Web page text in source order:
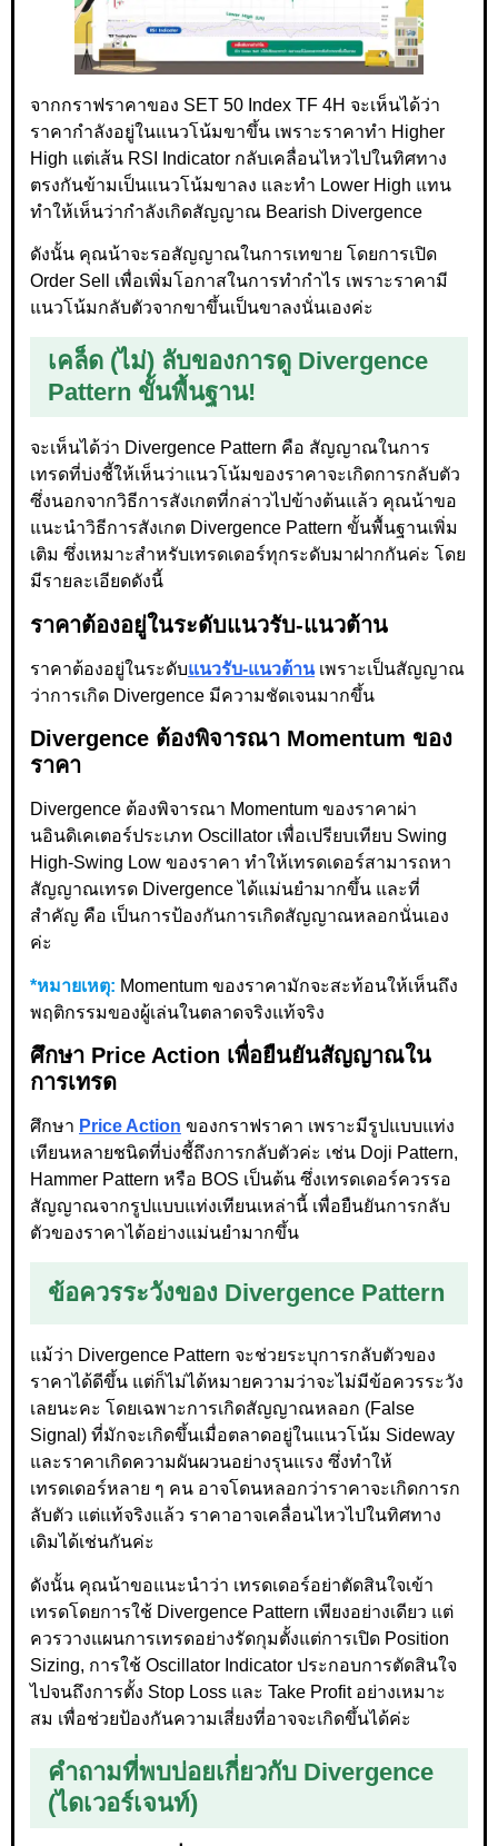
จากกราฟราคาของ SET 50 Index TF 4H จะเห็นได้ว่า
ราคากำลังอยู่ในแนวโน้มขาขึ้น เพราะราคาทำ Higher
High แต่เส้น RSI Indicator กลับเคลื่อนไหวไปในทิศทาง
ตรงกันข้ามเป็นแนวโน้มขาลง และทำ Lower High แทน
ทำให้เห็นว่ากำลังเกิดสัญญาณ Bearish Divergence
ดังนั้น คุณน้าจะรอสัญญาณในการเทขาย โดยการเปิด
Order Sell เพื่อเพิ่มโอกาสในการทำกำไร เพราะราคามี
แนวโน้มกลับตัวจากขาขึ้นเป็นขาลงนั่นเองค่ะ
เคล็ด (ไม่) ลับของการดู Divergence
Pattern ขั้นพื้นฐาน!
จะเห็นได้ว่า Divergence Pattern คือ สัญญาณในการ
เทรดที่บ่งชี้ให้เห็นว่าแนวโน้มของราคาจะเกิดการกลับตัว
ซึ่งนอกจากวิธีการสังเกตที่กล่าวไปข้างต้นแล้ว คุณน้าขอ
แนะนำวิธีการสังเกต Divergence Pattern ขั้นพื้นฐานเพิ่ม
เติม ซึ่งเหมาะสำหรับเทรดเดอร์ทุกระดับมาฝากกันค่ะ โดย
มีรายละเอียดดังนี้
ราคาต้องอยู่ในระดับแนวรับ-แนวต้าน
ราคาต้องอยู่ในระดับแนวรับ-แนวต้านเพราะเป็นสัญญาณ
ว่าการเกิด Divergence มีความชัดเจนมากขึ้น
Divergence ต้องพิจารณา Momentum ของ
ราคา
Divergence ต้องพิจารณา Momentum ของราคาผ่า
นอินดิเคเตอร์ประเภท Oscillator เพื่อเปรียบเทียบ Swing
High-Swing Low ของราคา ทำให้เทรดเดอร์สามารถหา
สัญญาณเทรด Divergence ได้แม่นยำมากขึ้น และที่
สำคัญ คือ เป็นการป้องกันการเกิดสัญญาณหลอกนั่นเอง
ค่ะ
*หมายเหตุ: Momentum ของราคามักจะสะท้อนให้เห็นถึง
พฤติกรรมของผู้เล่นในตลาดจริงแท้จริง
ศึกษา Price Action เพื่อยืนยันสัญญาณใน
การเทรด
ศึกษา Price Action ของกราฟราคา เพราะมีรูปแบบแท่ง
เทียนหลายชนิดที่บ่งชี้ถึงการกลับตัวค่ะ เช่น Doji Pattern,
Hammer Pattern หรือ BOS เป็นต้น ซึ่งเทรดเดอร์ควรรอ
สัญญาณจากรูปแบบแท่งเทียนเหล่านี้ เพื่อยืนยันการกลับ
ตัวของราคาได้อย่างแม่นยำมากขึ้น
ข้อควรระวังของ Divergence Pattern
แม้ว่า Divergence Pattern จะช่วยระบุการกลับตัวของ
ราคาได้ดีขึ้น แต่ก็ไม่ได้หมายความว่าจะไม่มีข้อควรระวัง
เลยนะคะ โดยเฉพาะการเกิดสัญญาณหลอก (False
Signal) ที่มักจะเกิดขึ้นเมื่อตลาดอยู่ในแนวโน้ม Sideway
และราคาเกิดความผันผวนอย่างรุนแรง ซึ่งทำให้
เทรดเดอร์หลาย ๆ คน อาจโดนหลอกว่าราคาจะเกิดการก
ลับตัว แต่แท้จริงแล้ว ราคาอาจเคลื่อนไหวไปในทิศทาง
เดิมได้เช่นกันค่ะ
ดังนั้น คุณน้าขอแนะนำว่า เทรดเดอร์อย่าตัดสินใจเข้า
เทรดโดยการใช้ Divergence Pattern เพียงอย่างเดียว แต่
ควรวางแผนการเทรดอย่างรัดกุมตั้งแต่การเปิด Position
Sizing, การใช้ Oscillator Indicator ประกอบการตัดสินใจ
ไปจนถึงการตั้ง Stop Loss และ Take Profit อย่างเหมาะ
สม เพื่อช่วยป้องกันความเสี่ยงที่อาจจะเกิดขึ้นได้ค่ะ
คำถามที่พบบ่อยเกี่ยวกับ Divergence
(ไดเวอร์เจนท์)